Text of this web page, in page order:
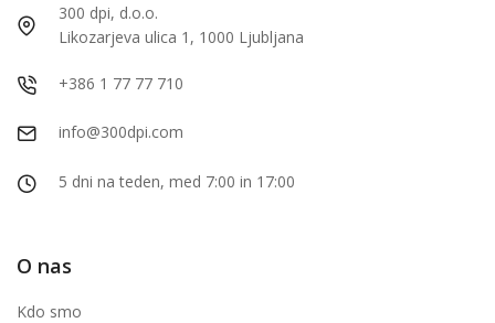
300 dpi, d.o.o.
Likozarjeva ulica 1, 1000 Ljubljana
+386 1 77 77 710
info@300dpi.com
5 dni na teden, med 7:00 in 17:00
O nas
Kdo smo